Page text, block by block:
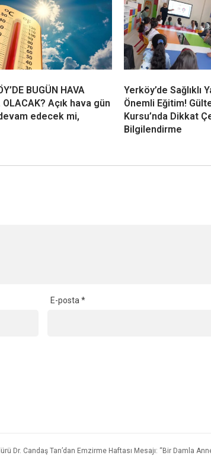
BUGÜN HAVA
OLACAK? Açık hava gün
edecek mi,
Yerköy’de Sağlıklı
Önemli Eğitim!
Kursu’nda Dikkat
Bilgilendirme
E-posta *
Dr. Candaş Tan’dan Emzirme Haftası Mesajı: “Bir Damla